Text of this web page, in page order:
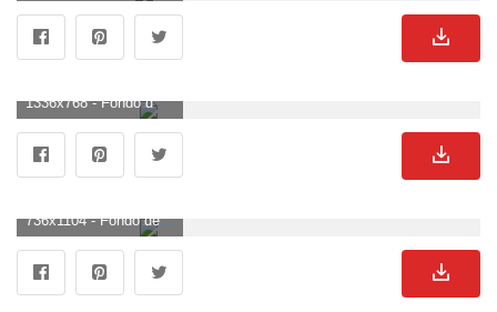
1336x768 - Fondo de pantalla de 1336x768. Fondo para computadora de truenos.
736x1104 - Fondo de pantalla de 736x1104. Wallpaper de truenos.